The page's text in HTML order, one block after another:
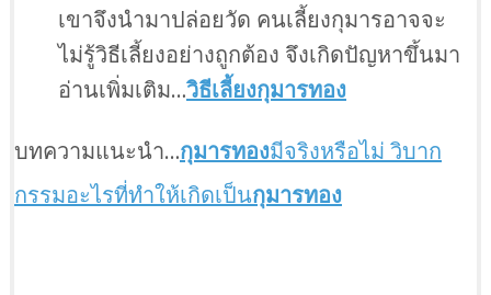
เขาจึงนำมาปล่อยวัด คนเลี้ยงกุมารอาจจะ
ไม่รู้วิธีเลี้ยงอย่างถูกต้อง จึงเกิดปัญหาขึ้นมา
อ่านเพิ่มเติม…วิธีเลี้ยงกุมารทอง
บทความแนะนำ…กุมารทองมีจริงหรือไม่ วิบาก
กรรมอะไรที่ทำให้เกิดเป็นกุมารทอง